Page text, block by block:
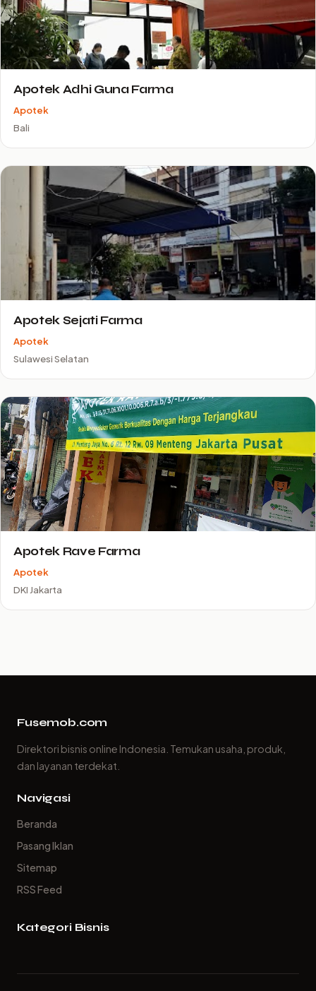
Apotek Adhi Guna Farma
Apotek
Bali
Apotek Sejati Farma
Apotek
Sulawesi Selatan
Apotek Rave Farma
Apotek
DKI Jakarta
Fusemob.com
Direktori bisnis online Indonesia. Temukan usaha, produk,
dan layanan terdekat.
Navigasi
Beranda
Pasang Iklan
Sitemap
RSS Feed
Kategori Bisnis